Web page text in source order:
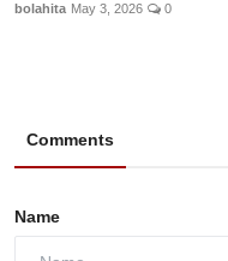
bolahita May 3, 2026 0
Comments
Name